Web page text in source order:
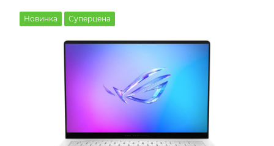
Новинка Суперцена